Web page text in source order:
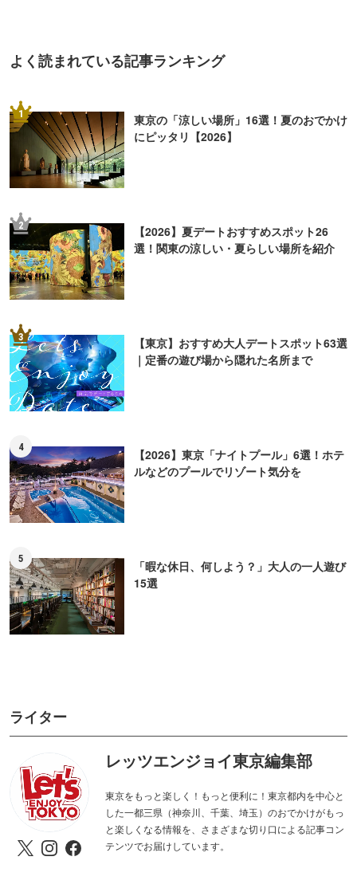
よく読まれている記事ランキング
1
東京の「涼しい場所」16選！夏のおでかけ
にピッタリ【2026】
2
【2026】夏デートおすすめスポット26
選！関東の涼しい・夏らしい場所を紹介
3
【東京】おすすめ大人デートスポット63選
｜定番の遊び場から隠れた名所まで
4
【2026】東京「ナイトプール」6選！ホテ
ルなどのプールでリゾート気分を
5
「暇な休日、何しよう？」大人の一人遊び
15選
ライター
レッツエンジョイ東京編集部
東京をもっと楽しく！もっと便利に！東京都内を中心と
した一都三県（神奈川、千葉、埼玉）のおでかけがもっ
と楽しくなる情報を、さまざまな切り口による記事コン
テンツでお届けしています。